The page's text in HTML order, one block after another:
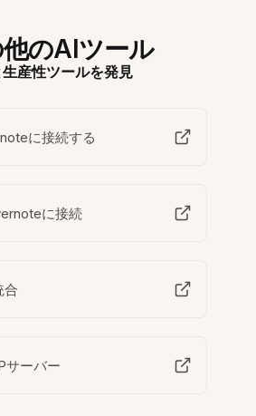
のAIツール
産性ツールを発見
に接続する
に接続
合
サーバー